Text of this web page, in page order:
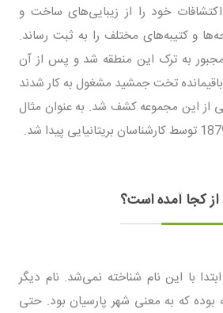
خود را از زیبایی‌های ساخت و
و کتیبه‌های مختلف را به ثبت رساند.
البته او در سال 1934 مجبور به ترک این منطقه شد و پس از آن
تخت جمشید مشغول به کار شدند
از این مجموعه کشف شد. به عنوان مثال
کجا آمده است؟
با این نام شناخته نمی‌شد. نام دیگر
که به معنی شهر پارسیان بود. حتی